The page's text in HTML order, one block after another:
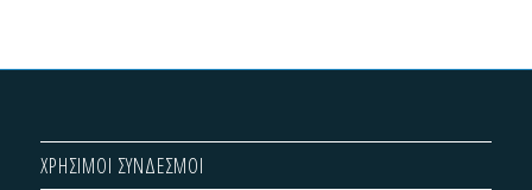
ΧΡΗΣΙΜΟΙ ΣΥΝΔΕΣΜΟΙ